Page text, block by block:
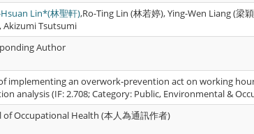
Lin*(林聖軒),Ro-Ting Lin (林若婷), Ying-Wen Liang (梁
Akizumi Tsutsumi
Author
implementing an overwork‐prevention act on working
analysis (IF: 2.708; Category: Public, Environmental &
of Occupational Health (本人為通訊作者)